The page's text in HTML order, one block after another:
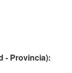
- Provincia):